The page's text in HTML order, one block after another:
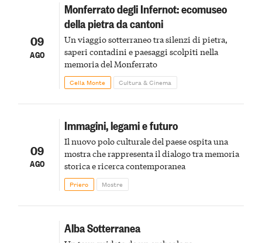
09
AGO
Monferrato degli Infernot: ecomuseo
della pietra da cantoni
Un viaggio sotterraneo tra silenzi di pietra,
saperi contadini e paesaggi scolpiti nella
memoria del Monferrato
Cella Monte Cultura & Cinema
09
AGO
Immagini, legami e futuro
Il nuovo polo culturale del paese ospita una
mostra che rappresenta il dialogo tra memoria
storica e ricerca contemporanea
Priero Mostre
Alba Sotterranea